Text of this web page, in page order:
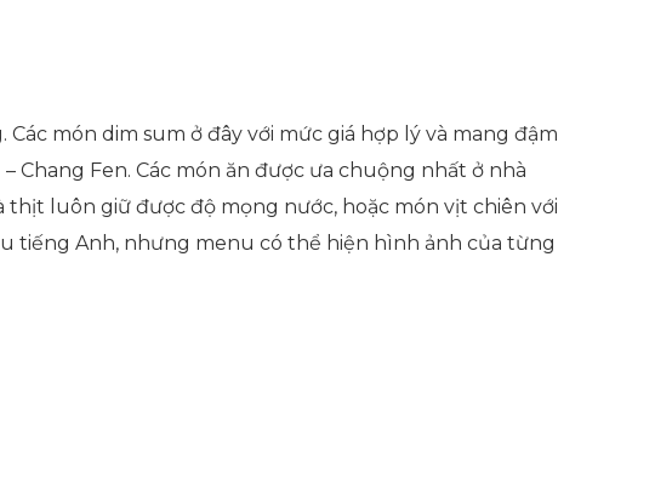
món dim sum ở đây với mức giá hợp lý và mang đậm
Fen. Các món ăn được ưa chuộng nhất ở nhà
thịt luôn giữ được độ mọng nước, hoặc món vịt chiên với
tiếng Anh, nhưng menu có thể hiện hình ảnh của từng